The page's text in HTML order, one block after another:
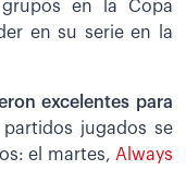
en la Copa
en su serie en la
excelentes para
jugados se
el martes, Always